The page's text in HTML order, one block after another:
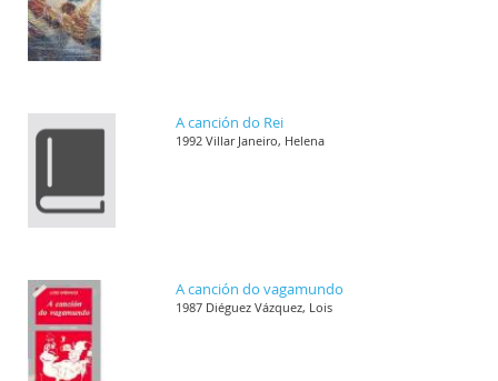
A canción do Rei
1992 Villar Janeiro, Helena
A canción do vagamundo
1987 Diéguez Vázquez, Lois